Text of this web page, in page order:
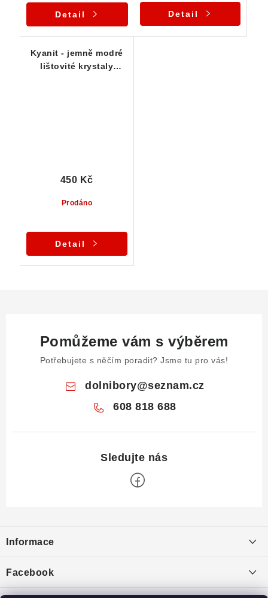
Detail Detail
Kyanit - jemně modré
lištovité krystaly
Prodáno
450 Kč
Detail
Pomůžeme vám s výběrem
Potřebujete s něčím poradit? Jsme tu pro vás!
dolnibory@seznam.cz
608 818 688
p
a
Informace
Puncovní značky
Facebook